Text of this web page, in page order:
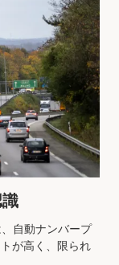
自動ナンバープ
が高く、限られ